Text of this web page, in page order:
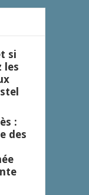
si
les
:
des